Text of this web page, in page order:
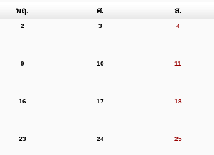
พฤ. ศ. ส.
2 3 4
9 10 11
16 17 18
23 24 25